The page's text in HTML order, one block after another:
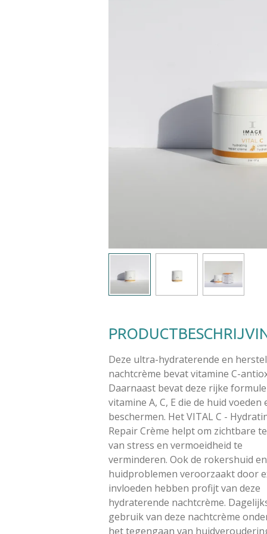
Deze ultra-hydraterende en
nachtcrème bevat vitamine C-
Daarnaast bevat deze rijke formule
vitamine A, C, E die de huid voeden
beschermen. Het VITAL C -
Repair Crème helpt om zichtbare
van stress en vermoeidheid te
verminderen. Ook de rokershuid
huidproblemen veroorzaakt door
invloeden hebben profijt van deze
hydraterende nachtcrème.
gebruik van deze nachtcrème
het tegengaan van